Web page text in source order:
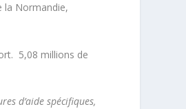
la Normandie,
5,08 millions de
d’aide spécifiques,